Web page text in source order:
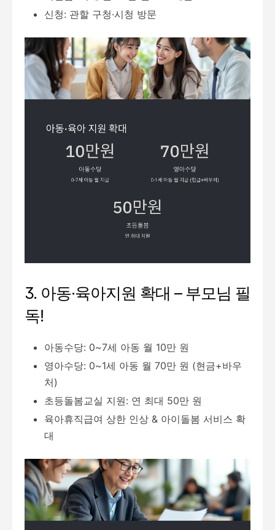
신청: 관할 구청·시청 방문
3. 아동·육아지원 확대 – 부모님 필
독!
아동수당: 0~7세 아동 월 10만 원
영아수당: 0~1세 아동 월 70만 원 (현금+바우
처)
초등돌봄교실 지원: 연 최대 50만 원
육아휴직급여 상한 인상 & 아이돌봄 서비스 확
대